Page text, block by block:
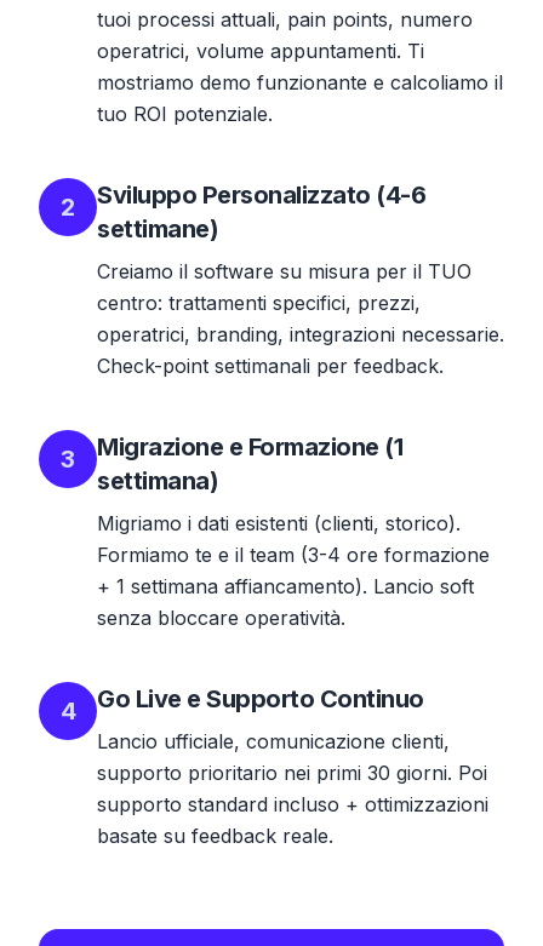
tuoi processi attuali, pain points, numero
operatrici, volume appuntamenti. Ti
mostriamo demo funzionante e calcoliamo il
tuo ROI potenziale.
2
Sviluppo Personalizzato (4-6
settimane)
Creiamo il software su misura per il TUO
centro: trattamenti specifici, prezzi,
operatrici, branding, integrazioni necessarie.
Check-point settimanali per feedback.
3
Migrazione e Formazione (1
settimana)
Migriamo i dati esistenti (clienti, storico).
Formiamo te e il team (3-4 ore formazione
+ 1 settimana affiancamento). Lancio soft
senza bloccare operatività.
4 Go Live e Supporto Continuo
Lancio ufficiale, comunicazione clienti,
supporto prioritario nei primi 30 giorni. Poi
supporto standard incluso + ottimizzazioni
basate su feedback reale.